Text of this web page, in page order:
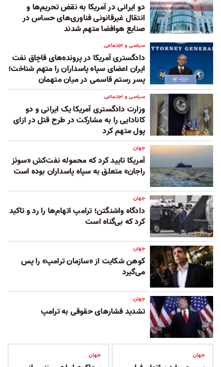
دو ایرانی در آمریکا به نقض تحریم‌ها و
انتقال غیرقانونی فناوری‌های حساس در
صنایع هوافضا متهم شدند
سیاسی و اجتماعی
دادگستری آمریکا در پرونده‌های قاچاق نفت
ایران اعضای سپاه پاسداران را متهم شناخت؛
پسر رستم قاسمی در میان ‏متهمان
سیاسی و اجتماعی
وزارت دادگستری آمریکا یک ایرانی و دو
کانادایی را به مشارکت در طرح قتل در ازای
پول متهم کرد
جهان
آمریکا تایید کرد که محموله نفت‌کش «سوئز
راجان» متعلق به سپاه پاسداران بوده است
جهان
دادگاه واشنگتن؛ ترامپ اتهام‌ها را رد و تاکید
کرد که بی‌گناه است
جهان
کوهن شکایت از «سازمان ترامپ» را پس
می‌گیرد
جهان
تشدید فشارهای حقوقی به ترامپ
جهان جهان